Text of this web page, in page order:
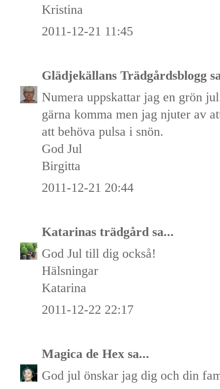
Kristina
2011-12-21 11:45
Glädjekällans Trädgårdsblogg
Numera uppskattar jag en grön
gärna komma men jag njuter av
att behöva pulsa i snön.
God Jul
Birgitta
2011-12-21 20:44
Katarinas trädgård sa...
God Jul till dig också!
Hälsningar
Katarina
2011-12-22 22:17
Magica de Hex sa...
God jul önskar jag dig och din